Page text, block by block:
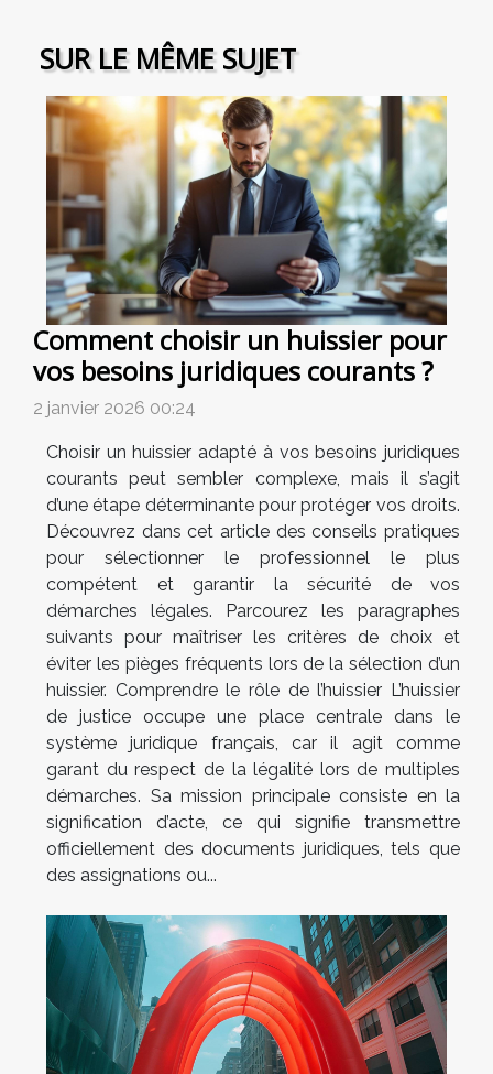
SUR LE MÊME SUJET
Comment choisir un huissier pour
vos besoins juridiques courants ?
2 janvier 2026 00:24
Choisir un huissier adapté à vos besoins juridiques
courants peut sembler complexe, mais il s’agit
d’une étape déterminante pour protéger vos droits.
Découvrez dans cet article des conseils pratiques
pour sélectionner le professionnel le plus
compétent et garantir la sécurité de vos
démarches légales. Parcourez les paragraphes
suivants pour maîtriser les critères de choix et
éviter les pièges fréquents lors de la sélection d’un
huissier. Comprendre le rôle de l’huissier L’huissier
de justice occupe une place centrale dans le
système juridique français, car il agit comme
garant du respect de la légalité lors de multiples
démarches. Sa mission principale consiste en la
signification d’acte, ce qui signifie transmettre
officiellement des documents juridiques, tels que
des assignations ou...